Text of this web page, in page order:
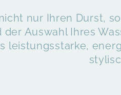
nur Ihren Durst,
der Auswahl Ihres
leistungsstarke,